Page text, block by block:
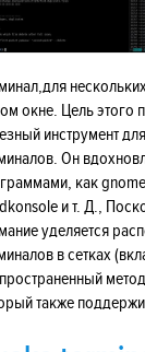
окне. Цель этого
инструмент
Он
как
и т. Д.,
уделяется
в сетках
также